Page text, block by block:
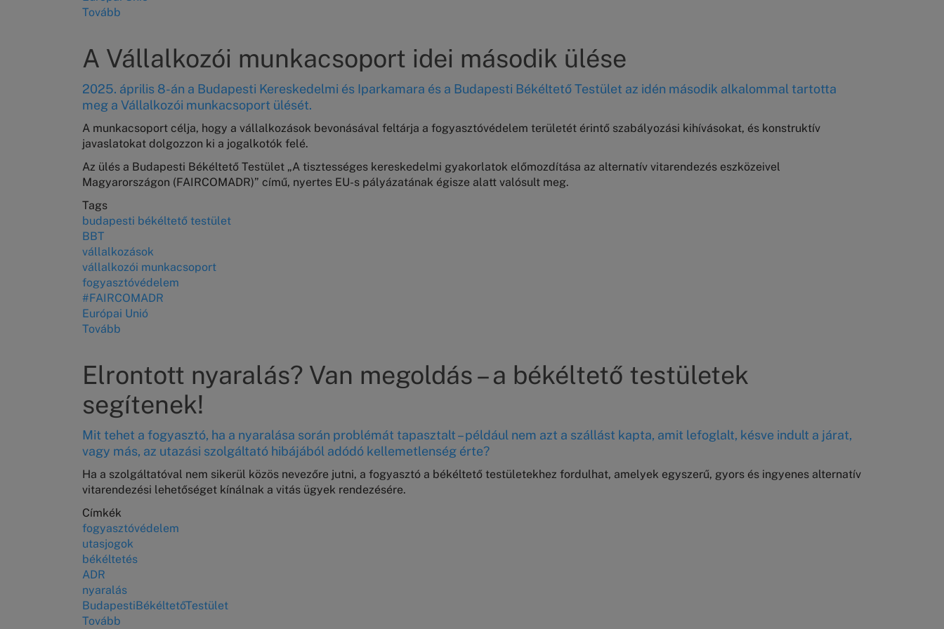
Tovább
–
design
workshopok
Budapesti
Békéltető
Testületnél)
A Vállalkozói munkacsoport idei második ülése
2025. április 8-án a Budapesti Kereskedelmi és Iparkamara és a Budapesti Békéltető Testület az idén második alkalommal tartotta
meg a Vállalkozói munkacsoport ülését.
A munkacsoport célja, hogy a vállalkozások bevonásával feltárja a fogyasztóvédelem területét érintő szabályozási kihívásokat, és konstruktív
javaslatokat dolgozzon ki a jogalkotók felé.
Az ülés a Budapesti Békéltető Testület „A tisztességes kereskedelmi gyakorlatok előmozdítása az alternatív vitarendezés eszközeivel
Magyarországon (FAIRCOMADR)” című, nyertes EU-s pályázatának égisze alatt valósult meg.
Tags
budapesti békéltető testület
BBT
vállalkozások
vállalkozói munkacsoport
fogyasztóvédelem
#FAIRCOMADR
Európai Unió
Tovább
idei
ülése)
Elrontott nyaralás? Van megoldás – a békéltető testületek
segítenek!
Mit tehet a fogyasztó, ha a nyaralása során problémát tapasztalt – például nem azt a szállást kapta, amit lefoglalt, késve indult a járat,
vagy más, az utazási szolgáltató hibájából adódó kellemetlenség érte?
Ha a szolgáltatóval nem sikerül közös nevezőre jutni, a fogyasztó a békéltető testületekhez fordulhat, amelyek egyszerű, gyors és ingyenes alternatív
vitarendezési lehetőséget kínálnak a vitás ügyek rendezésére.
Címkék
fogyasztóvédelem
utasjogok
békéltetés
ADR
nyaralás
BudapestiBékéltetőTestület
Tovább